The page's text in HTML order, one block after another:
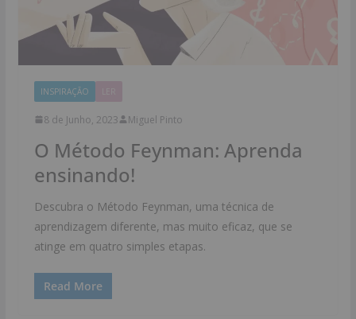
INSPIRAÇÃO
8 de Junho, 2023 Miguel Pinto
O Método Feynman: Aprenda
ensinando!
Descubra o Método Feynman, uma técnica de
aprendizagem diferente, mas muito eficaz, que se
atinge em quatro simples etapas.
Read More